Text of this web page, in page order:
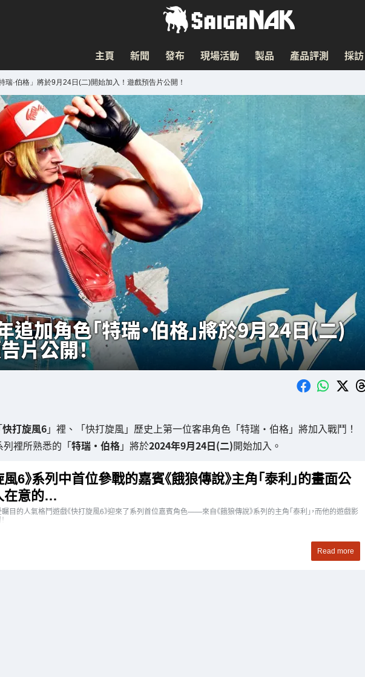
主頁 新聞 發布 現場活動 製品 產品評測 採訪
瑞·伯格」將於9月24日(二)開始加入！遊戲預告片公開！
追加角色「特瑞·伯格」將於9月24日(二)
片公開！
快打旋風6」裡、「快打旋風」歷史上第一位客串角色「特瑞·伯格」將加入戰鬥！
列裡所熟悉的「特瑞·伯格」將於2024年9月24日(二)開始加入。